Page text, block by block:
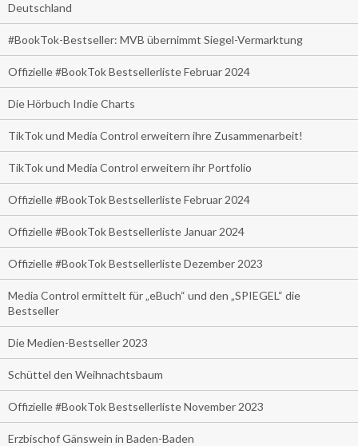
Deutschland
#BookTok-Bestseller: MVB übernimmt Siegel-Vermarktung
Offizielle #BookTok Bestsellerliste Februar 2024
Die Hörbuch Indie Charts
TikTok und Media Control erweitern ihre Zusammenarbeit!
TikTok und Media Control erweitern ihr Portfolio
Offizielle #BookTok Bestsellerliste Februar 2024
Offizielle #BookTok Bestsellerliste Januar 2024
Offizielle #BookTok Bestsellerliste Dezember 2023
Media Control ermittelt für „eBuch“ und den „SPIEGEL“ die
Bestseller
Die Medien-Bestseller 2023
Schüttel den Weihnachtsbaum
Offizielle #BookTok Bestsellerliste November 2023
Erzbischof Gänswein in Baden-Baden